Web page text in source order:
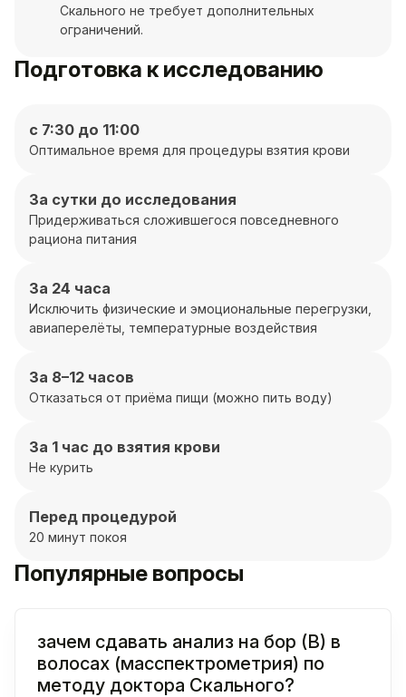
Скального не требует дополнительных
ограничений.
Подготовка к исследованию
с 7:30 до 11:00
Оптимальное время для процедуры взятия крови
За сутки до исследования
Придерживаться сложившегося повседневного
рациона питания
За 24 часа
Исключить физические и эмоциональные перегрузки,
авиаперелёты, температурные воздействия
За 8–12 часов
Отказаться от приёма пищи (можно пить воду)
За 1 час до взятия крови
Не курить
Перед процедурой
20 минут покоя
Популярные вопросы
зачем сдавать анализ на бор (B) в
волосах (масспектрометрия) по
методу доктора Скального?